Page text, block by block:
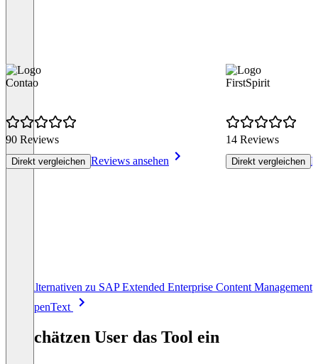
Contao
90 Reviews
Direkt vergleichen Reviews ansehen
FirstSpirit
14 Reviews
Direkt vergleichen
Alle Alternativen zu SAP Extended Enterprise Content Management
von OpenText
So schätzen User das Tool ein